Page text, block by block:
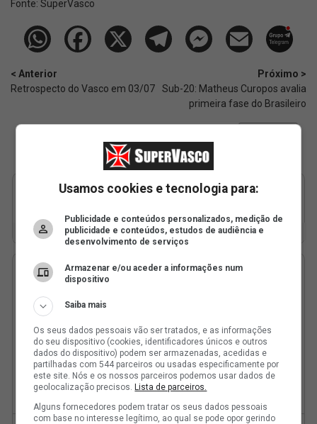
Fonte: SuperVasco‎‎‎‎‎‎
< Anterior
Retrospecto do Vasco em 03/07
Próximo >
Sub-20: Matheus Curopos avalia
primeira fase do Brasileiro
Usamos cookies e tecnologia para:
Publicidade e conteúdos personalizados, medição de
publicidade e conteúdos, estudos de audiência e
desenvolvimento de serviços
Armazenar e/ou aceder a informações num
dispositivo
Saiba mais
Os seus dados pessoais vão ser tratados, e as informações
do seu dispositivo (cookies, identificadores únicos e outros
dados do dispositivo) podem ser armazenadas, acedidas e
partilhadas com 544 parceiros ou usadas especificamente por
este site. Nós e os nossos parceiros podemos usar dados de
geolocalização precisos. Lista de parceiros.
Alguns fornecedores podem tratar os seus dados pessoais
com base no interesse legítimo, ao qual se pode opor gerindo